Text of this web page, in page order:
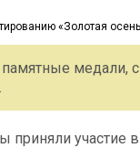
медали,
приняли участие